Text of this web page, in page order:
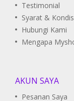
Testimonial
Syarat &
Hubungi Kami
Mengapa
AKUN SAYA
Pesanan Saya